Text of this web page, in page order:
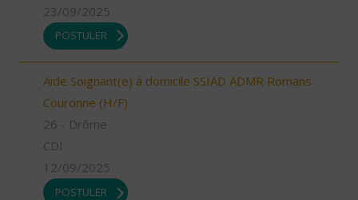
23/09/2025
POSTULER
Aide Soignant(e) à domicile SSIAD ADMR Romans
Couronne (H/F)
26 - Drôme
CDI
12/09/2025
POSTULER